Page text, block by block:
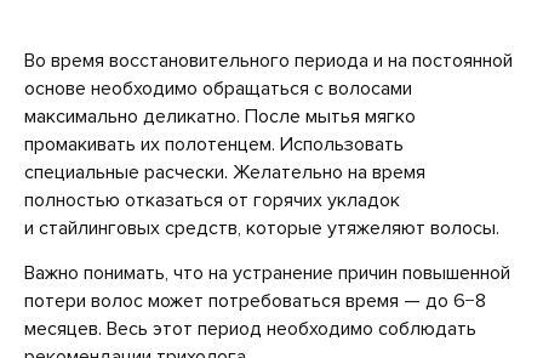
Во время восстановительного периода и на постоянной
основе необходимо обращаться с волосами
максимально деликатно. После мытья мягко
промакивать их полотенцем. Использовать
специальные расчески. Желательно на время
полностью отказаться от горячих укладок
и стайлинговых средств, которые утяжеляют волосы.
Важно понимать, что на устранение причин повышенной
потери волос может потребоваться время — до 6−8
месяцев. Весь этот период необходимо соблюдать